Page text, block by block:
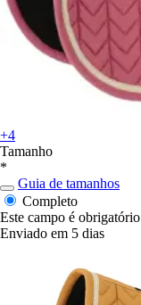
+4
Tamanho
*
Guia de tamanhos
Completo
Este campo é obrigatório
Enviado em 5 dias